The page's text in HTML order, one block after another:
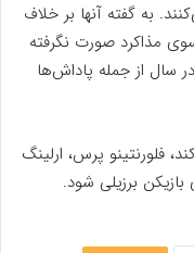
به گفته آنها بر خلاف
مذاکرد صورت نگرفته
میلیون یورو در سال از جمله پاداش‌ها
فلورنتینو پرس، ارلینگ
برزیلی شود.